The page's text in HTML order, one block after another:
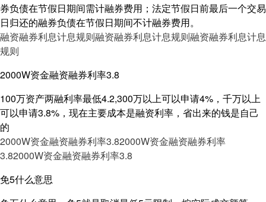
券负债在节假日期间需计融券费用；法定节假日前最后一个交易
日归还的融券负债在节假日期间不计融券费用。
融资融券利息计息规则融资融券利息计息规则融资融券利息计息
规则
2000W资金融资融券利率3.8
100万资产两融利率最低4.2,300万以上可以申请4%，千万以上
可以申请3.8%，现在主要成本是融资利率，省出来的钱是自己
的
2000W资金融资融券利率3.82000W资金融资融券利率
3.82000W资金融资融券利率3.8
免5什么意思